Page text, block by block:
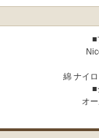
■
綿 ナイ
■
オ